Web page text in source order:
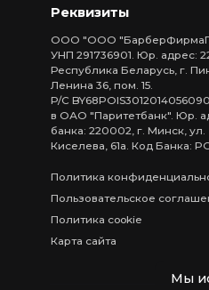
Мы
Реквизиты
ООО "ООО
УНП 291736901. Юр. адрес:
Республика Беларусь, г.
Ленина 36, пом. 15.
Р/С
в ОАО "Паритетбанк". Юр.
банка: 220002, г. Минск, ул.
Киселева, 61а. Код Банка:
Политика
Пользовательское
Политика cookie
Карта сайта